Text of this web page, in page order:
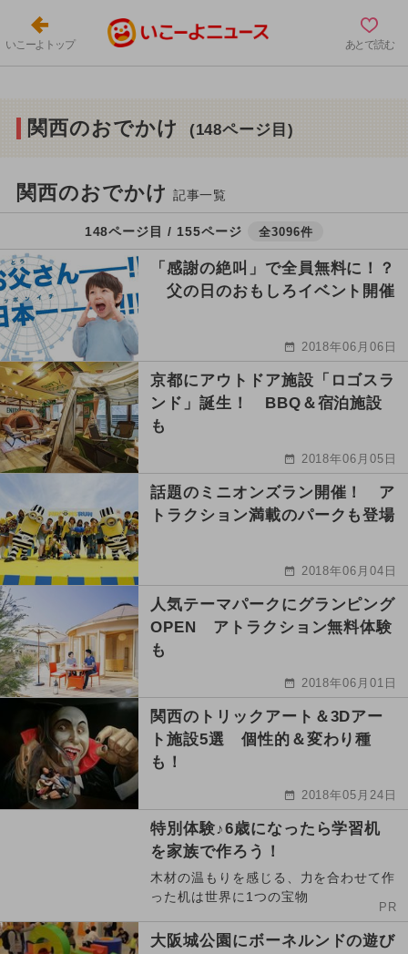
いこーよトップ あとで読む
関西のおでかけ (148ページ目)
関西のおでかけ 記事一覧
148ページ目 / 155ページ 全3096件
「感謝の絶叫」で全員無料に！？
父の日のおもしろイベント開催
2018年06月06日
京都にアウトドア施設「ロゴスラ
ンド」誕生！ BBQ＆宿泊施設
も
2018年06月05日
話題のミニオンズラン開催！ ア
トラクション満載のパークも登場
2018年06月04日
人気テーマパークにグランピング
OPEN アトラクション無料体験
も
2018年06月01日
関西のトリックアート＆3Dアー
ト施設5選 個性的＆変わり種
も！
2018年05月24日
特別体験♪6歳になったら学習机
を家族で作ろう！
木材の温もりを感じる、力を合わせて作
った机は世界に1つの宝物
PR
大阪城公園にボーネルンドの遊び